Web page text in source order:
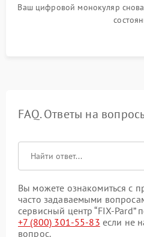
Ваш цифровой монокуляр
FAQ. Ответы на
Вы можете ознакомиться с
часто задаваемыми
сервисный центр “FIX-Pard”
+7 (800) 301-55-83 если не
вопрос.